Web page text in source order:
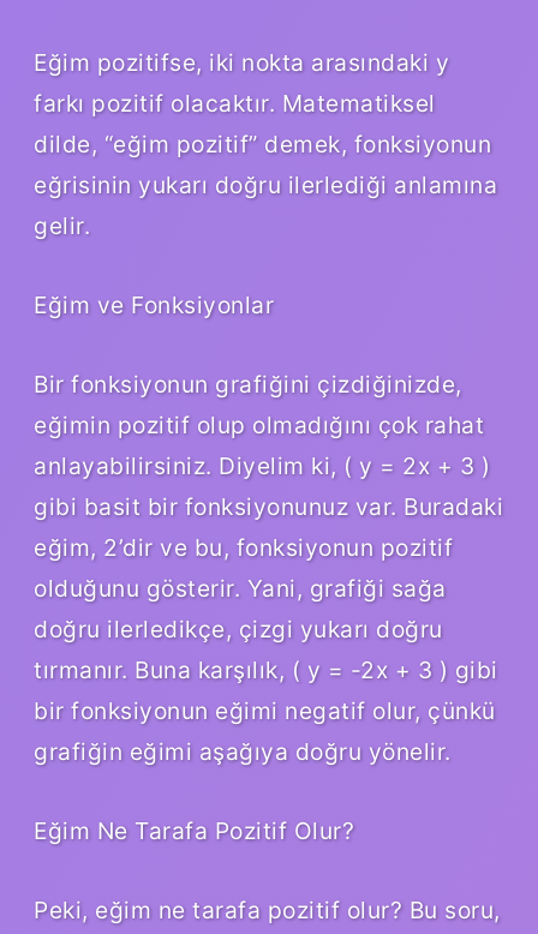
Eğim pozitifse, iki nokta arasındaki y
farkı pozitif olacaktır. Matematiksel
dilde, “eğim pozitif” demek, fonksiyonun
eğrisinin yukarı doğru ilerlediği anlamına
gelir.
Eğim ve Fonksiyonlar
Bir fonksiyonun grafiğini çizdiğinizde,
eğimin pozitif olup olmadığını çok rahat
anlayabilirsiniz. Diyelim ki, ( y = 2x + 3 )
gibi basit bir fonksiyonunuz var. Buradaki
eğim, 2’dir ve bu, fonksiyonun pozitif
olduğunu gösterir. Yani, grafiği sağa
doğru ilerledikçe, çizgi yukarı doğru
tırmanır. Buna karşılık, ( y = -2x + 3 ) gibi
bir fonksiyonun eğimi negatif olur, çünkü
grafiğin eğimi aşağıya doğru yönelir.
Eğim Ne Tarafa Pozitif Olur?
Peki, eğim ne tarafa pozitif olur? Bu soru,